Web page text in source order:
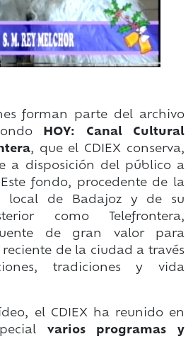
forman parte del archivo
HOY: Canal Cultural
, que el CDIEX conserva,
a disposición del público a
fondo, procedente de la
local de Badajoz y de su
como Telefrontera,
de gran valor para
de la ciudad a través
tradiciones y vida
el CDIEX ha reunido en
varios programas y